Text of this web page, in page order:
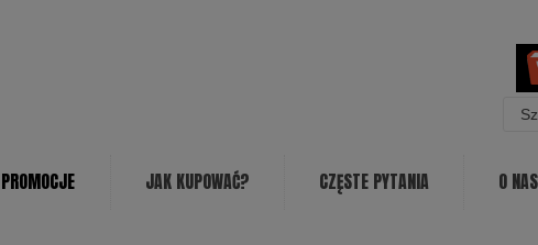
PROMOCJE JAK KUPOWAĆ? CZĘSTE PYTANIA O NAS